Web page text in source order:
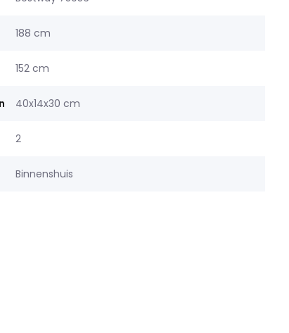
188 cm
152 cm
40x14x30 cm
2
Binnenshuis